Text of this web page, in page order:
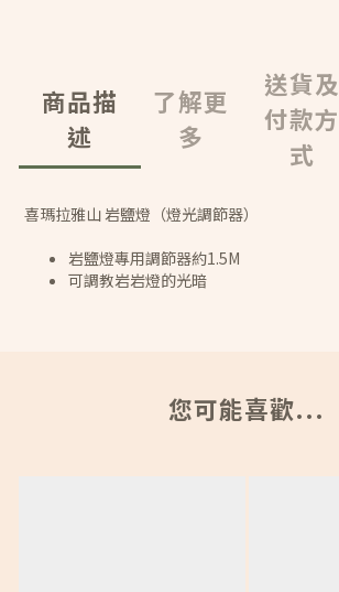
商品描
述
了解更
多
送貨及
付款方
式
喜瑪拉雅山 岩鹽燈（燈光調節器）
岩鹽燈專用調節器約1.5M
可調教岩岩燈的光暗
您可能喜歡...